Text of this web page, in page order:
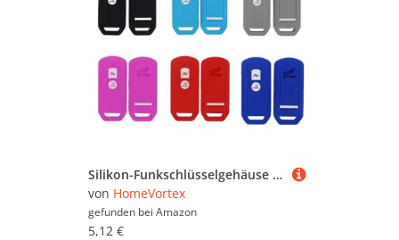
Silikon-Funkschlüsselgehäuse für Honda PCX 150 für XADV für SH125, leicht und einfach zu handhaben (lila)
von HomeVortex
gefunden bei Amazon
5,12 €